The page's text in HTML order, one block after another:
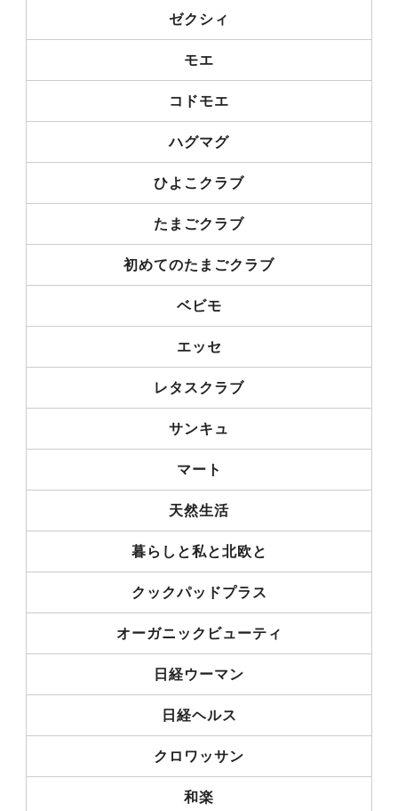
ゼクシィ
モエ
コドモエ
ハグマグ
ひよこクラブ
たまごクラブ
初めてのたまごクラブ
ベビモ
エッセ
レタスクラブ
サンキュ
マート
天然生活
暮らしと私と北欧と
クックパッドプラス
オーガニックビューティ
日経ウーマン
日経ヘルス
クロワッサン
和楽